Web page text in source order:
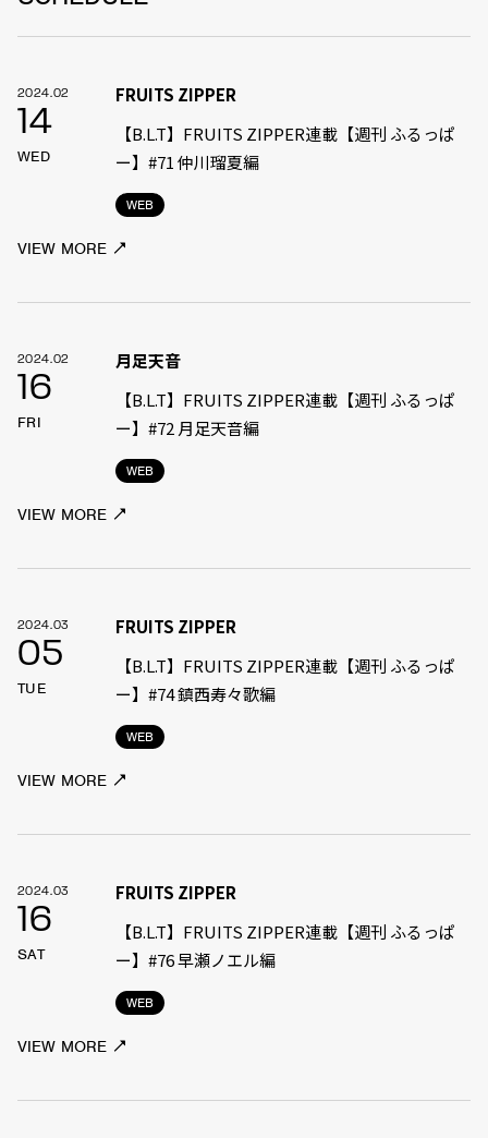
2024.02
14
WED
WEB
FRUITS ZIPPER
【B.L.T】FRUITS ZIPPER連載【週刊 ふるっぱ
ー】#71 仲川瑠夏編
VIEW MORE
2024.02
16
FRI
WEB
月足天音
【B.L.T】FRUITS ZIPPER連載【週刊 ふるっぱ
ー】#72 月足天音編
VIEW MORE
2024.03
05
TUE
WEB
FRUITS ZIPPER
【B.L.T】FRUITS ZIPPER連載【週刊 ふるっぱ
ー】#74 鎮西寿々歌編
VIEW MORE
2024.03
16
SAT
WEB
FRUITS ZIPPER
【B.L.T】FRUITS ZIPPER連載【週刊 ふるっぱ
ー】#76 早瀬ノエル編
VIEW MORE